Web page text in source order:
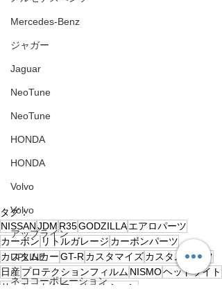
Mercedes-Benz
ジャガー
Jaguar
NeoTune
NeoTune
HONDA
HONDA
Volvo
Volvo
アップライン
UPLINE
ネココーポレーション
タグ：
NISSANJDM R35GODZILLAエアロパーツ
カーボン リトルガレージ カーボンパーツ
カスタムカーGT-R カスタマイズカスタムパーツ
日産プロテクションフィルム NISMOヘッドライト
サーキット ヤフーオークション